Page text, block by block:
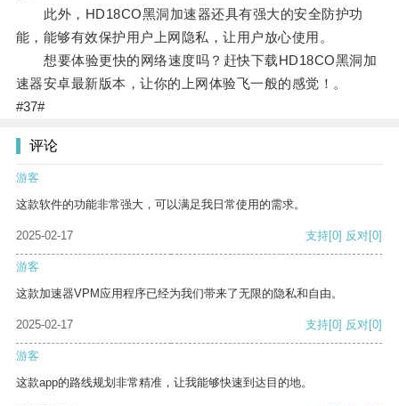
此外，HD18CO黑洞加速器还具有强大的安全防护功
能，能够有效保护用户上网隐私，让用户放心使用。
想要体验更快的网络速度吗？赶快下载HD18CO黑洞加
速器安卓最新版本，让你的上网体验飞一般的感觉！。
#37#
评论
游客
这款软件的功能非常强大，可以满足我日常使用的需求。
2025-02-17 支持[0] 反对[0]
游客
这款加速器VPM应用程序已经为我们带来了无限的隐私和自由。
2025-02-17 支持[0] 反对[0]
游客
这款app的路线规划非常精准，让我能够快速到达目的地。